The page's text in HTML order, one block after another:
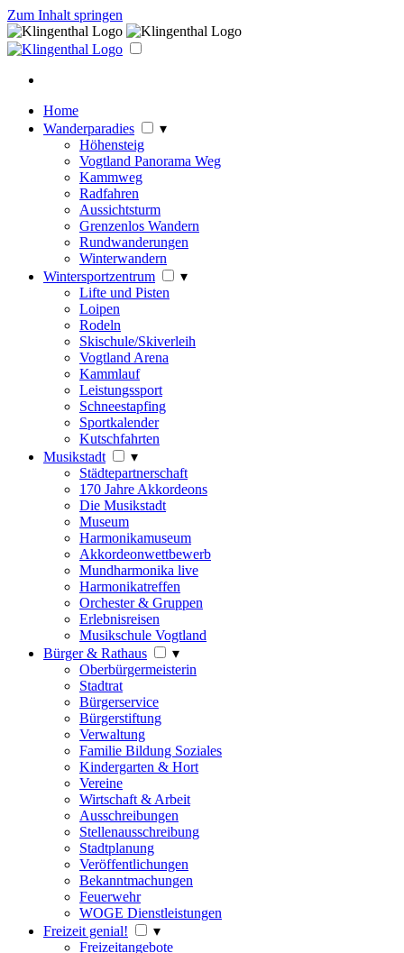
Zum Inhalt springen
Home
Wanderparadies
▾
Höhensteig
Vogtland Panorama Weg
Kammweg
Radfahren
Aussichtsturm
Grenzenlos Wandern
Rundwanderungen
Winterwandern
Wintersportzentrum
▾
Lifte und Pisten
Loipen
Rodeln
Skischule/Skiverleih
Vogtland Arena
Kammlauf
Leistungssport
Schneestapfing
Sportkalender
Kutschfahrten
Musikstadt
▾
Städtepartnerschaft
170 Jahre Akkordeons
Die Musikstadt
Museum
Harmonikamuseum
Akkordeonwettbewerb
Mundharmonika live
Harmonikatreffen
Orchester & Gruppen
Erlebnisreisen
Musikschule Vogtland
Bürger & Rathaus
▾
Oberbürgermeisterin
Stadtrat
Bürgerservice
Bürgerstiftung
Verwaltung
Familie Bildung Soziales
Kindergarten & Hort
Vereine
Wirtschaft & Arbeit
Ausschreibungen
Stellenausschreibung
Stadtplanung
Veröffentlichungen
Bekanntmachungen
Feuerwehr
WOGE Dienstleistungen
Freizeit genial!
▾
Freizeitangebote